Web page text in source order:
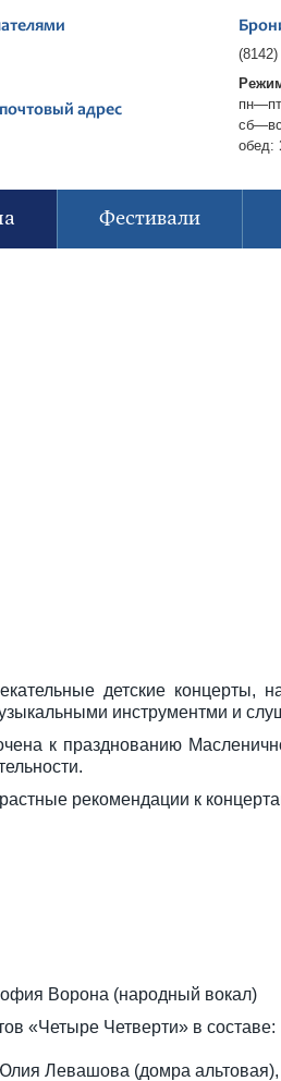
адрес
обед:
Фестивали
детские концерты,
инструментми и
к празднованию
рекомендации к
Ворона (народный вокал)
«Четыре Четверти» в составе:
Левашова (домра